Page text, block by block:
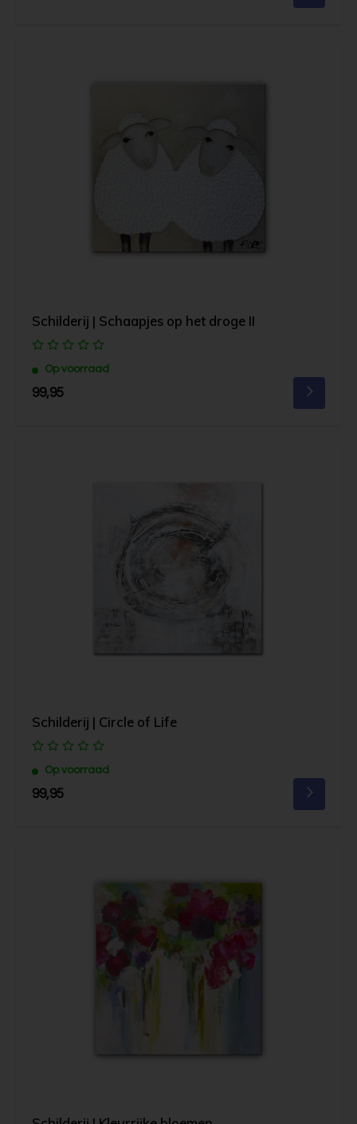
Schilderij | Schaapjes op het droge II
Op voorraad
99,95
Schilderij | Circle of Life
Op voorraad
99,95